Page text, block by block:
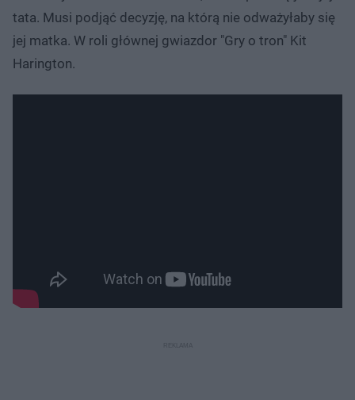
tata. Musi podjąć decyzję, na którą nie odważyłaby się
jej matka. W roli głównej gwiazdor "Gry o tron" Kit
Harington.